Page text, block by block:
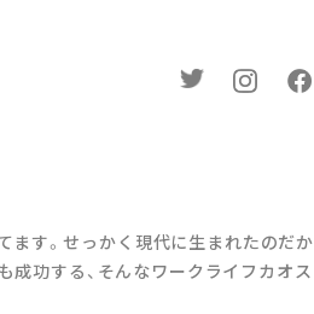
ます。せっかく現代に生まれたのだか
成功する、そんなワークライフカオス